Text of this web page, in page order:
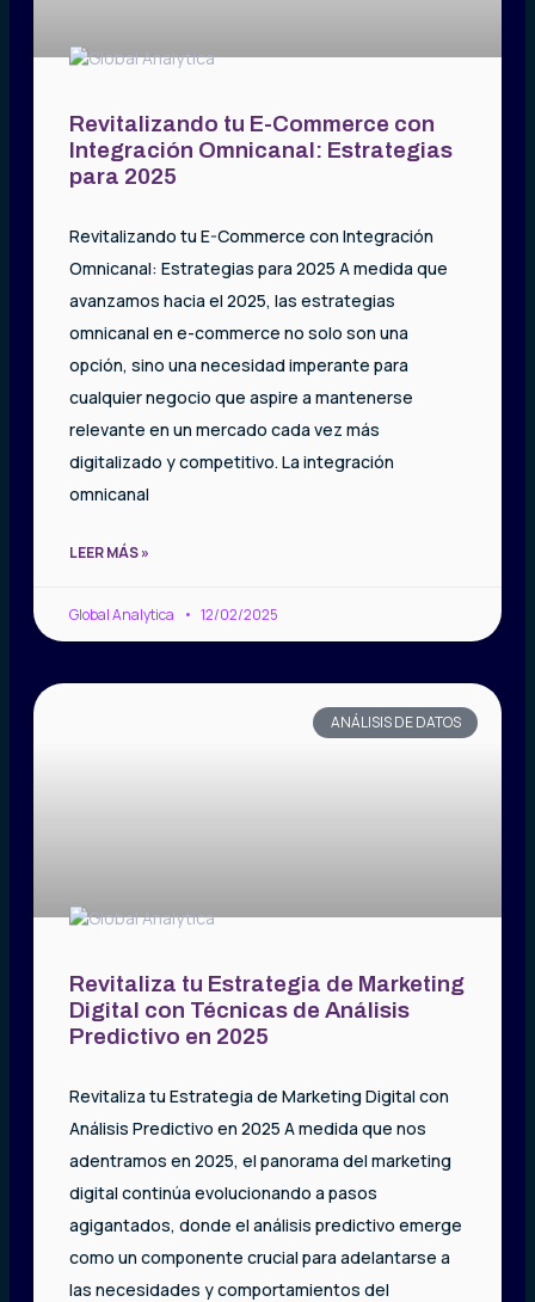
Revitalizando tu E-Commerce con
Integración Omnicanal: Estrategias
para 2025
Revitalizando tu E-Commerce con Integración
Omnicanal: Estrategias para 2025 A medida que
avanzamos hacia el 2025, las estrategias
omnicanal en e-commerce no solo son una
opción, sino una necesidad imperante para
cualquier negocio que aspire a mantenerse
relevante en un mercado cada vez más
digitalizado y competitivo. La integración
omnicanal
LEER MÁS »
Global Analytica 12/02/2025
ANÁLISIS DE DATOS
Revitaliza tu Estrategia de Marketing
Digital con Técnicas de Análisis
Predictivo en 2025
Revitaliza tu Estrategia de Marketing Digital con
Análisis Predictivo en 2025 A medida que nos
adentramos en 2025, el panorama del marketing
digital continúa evolucionando a pasos
agigantados, donde el análisis predictivo emerge
como un componente crucial para adelantarse a
las necesidades y comportamientos del